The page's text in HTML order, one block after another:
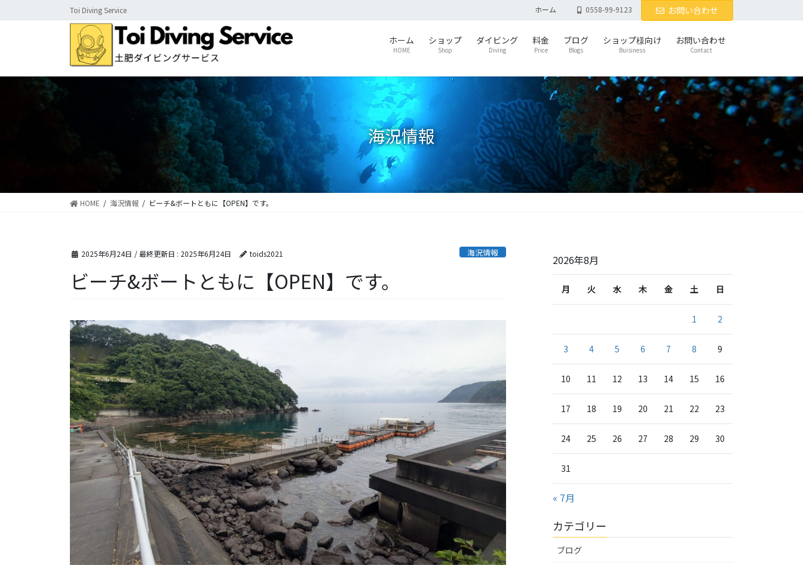
ン
に
ビ
ョ
Toi Diving Service ホーム 0558-99-9123 お問い合わせ
ホーム
HOME
ショップ
Shop
ダイビング
Diving
料金
Price
ブログ
Blogs
ショップ様向け
Buisiness
お問い合わせ
Contact
海況情報
HOME 海況情報 ビーチ&ボートともに【OPEN】です。
2025年6月24日 / 最終更新日 : 2025年6月24日 toids2021 海況情報
ビーチ&ボートともに【OPEN】です。
2026年8月
月 火 水 木 金 土 日
1 2
3 4 5 6 7 8 9
10 11 12 13 14 15 16
17 18 19 20 21 22 23
24 25 26 27 28 29 30
31
« 7月
カテゴリー
ブログ